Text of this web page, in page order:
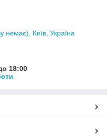
немає), Київ, Україна
18:00